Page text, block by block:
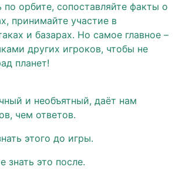
орбите, сопоставляйте факты о
принимайте участие в
и базарах. Но самое главное –
других игроков, чтобы не
планет!
и необъятный, даёт нам
чем ответов.
этого до игры.
знать это после.